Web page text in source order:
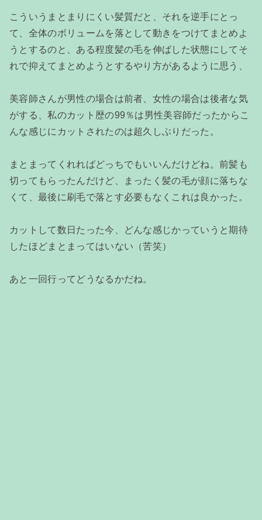
こういうまとまりにくい髪質だと、それを逆手にとっ
て、全体のボリュームを落として動きをつけてまとめよ
うとするのと、ある程度髪の毛を伸ばした状態にしてそ
れで抑えてまとめようとするやり方があるように思う、
美容師さんが男性の場合は前者、女性の場合は後者な気
がする、私のカット歴の99％は男性美容師だったからこ
んな感じにカットされたのは超久しぶりだった。
まとまってくれればどっちでもいいんだけどね。前髪も
切ってもらったんだけど、まったく髪の毛が顔に落ちな
くて、最後に刷毛で落とす必要もなくこれは良かった。
カットして数日たった今、どんな感じかっていうと期待
したほどまとまってはいない（苦笑）
あと一回行ってどうなるかだね。